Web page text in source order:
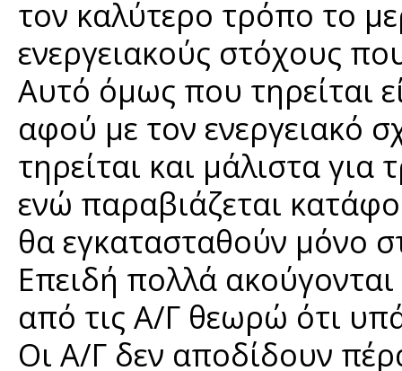
τον καλύτερο τρόπο το
ενεργειακούς στόχους
Αυτό όμως που τηρείται
αφού με τον ενεργειακό
τηρείται και μάλιστα
ενώ παραβιάζεται
θα εγκατασταθούν μόνο
Επειδή πολλά
από τις Α/Γ θεωρώ ότι
Οι Α/Γ δεν αποδίδουν